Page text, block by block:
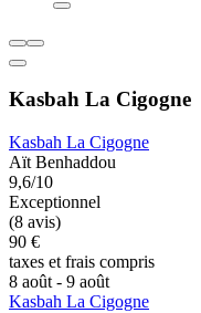
Kasbah La Cigogne
Kasbah La Cigogne
Aït Benhaddou
9,6/10
Exceptionnel
(8 avis)
90 €
taxes et frais compris
8 août - 9 août
Kasbah La Cigogne